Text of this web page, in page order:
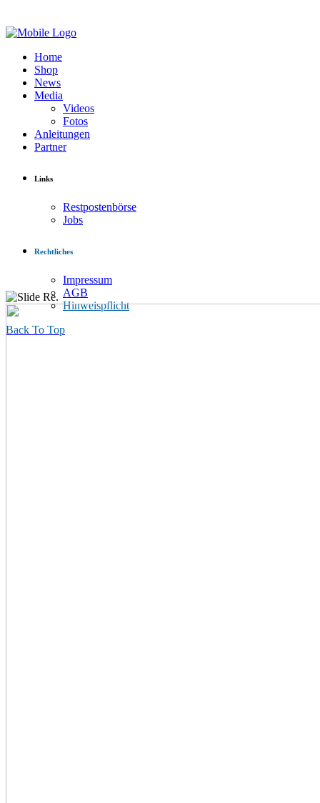
Home
Shop
News
Media
Videos
Fotos
Anleitungen
Partner
Links
Restpostenbörse
Jobs
Rechtliches
Impressum
AGB
Hinweispflicht
Back To Top
Re.